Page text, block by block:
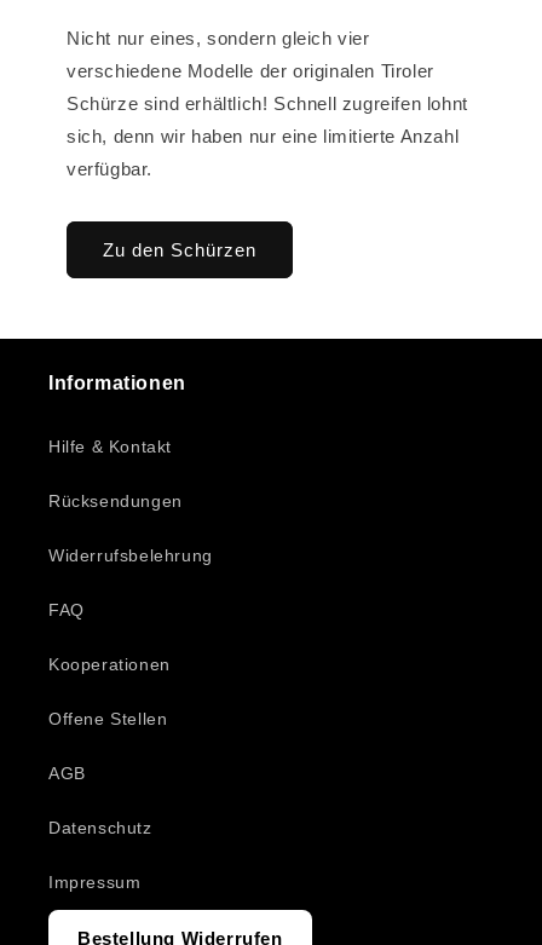
Nicht nur eines, sondern gleich vier
verschiedene Modelle der originalen Tiroler
Schürze sind erhältlich! Schnell zugreifen lohnt
sich, denn wir haben nur eine limitierte Anzahl
verfügbar.
Zu den Schürzen
Informationen
Hilfe & Kontakt
Rücksendungen
Widerrufsbelehrung
FAQ
Kooperationen
Offene Stellen
AGB
Datenschutz
Impressum
Bestellung Widerrufen